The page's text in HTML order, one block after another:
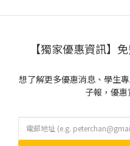
【獨家優惠資訊】
想了解更多優惠消息、學生
子報，優